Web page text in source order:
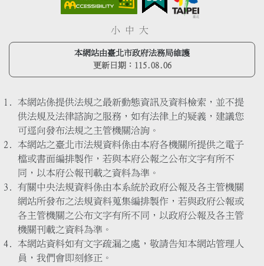
小 中 大
本網站由臺北市政府法務局維護
更新日期： 115.08.06
本網站係提供法規之最新動態資訊及資料檢索，並不提
供法規及法律諮詢之服務，如有法律上的疑義，建議您
可逕向發布法規之主管機關洽詢。
本網站之臺北市法規資料係由本府各機關所提供之電子
檔或書面編排製作，若與本府公報之公布文字有所不
同，以本府公報刊載之資料為準。
有關中央法規資料係由本系統於政府公報及各主管機關
網站所發布之法規資料蒐集編排製作，若與政府公報或
各主管機關之公布文字有所不同，以政府公報及各主管
機關刊載之資料為準。
本網站資料如有文字疏漏之處，敬請告知本網站管理人
員，我們會即刻修正。